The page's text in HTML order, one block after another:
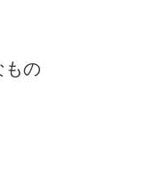
もの